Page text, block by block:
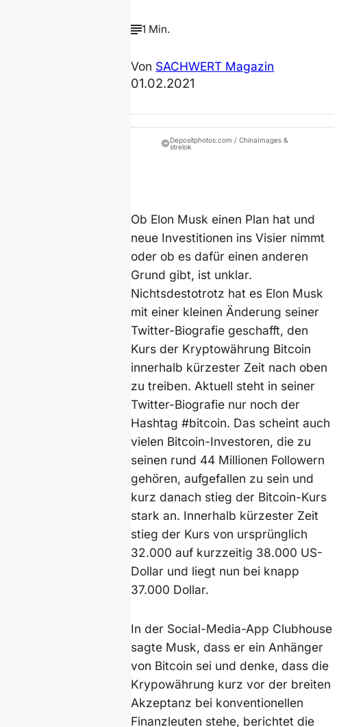
1 Min.
Von SACHWERT Magazin
01.02.2021
©Depositphotos.com / ChinaImages &
strelok
Ob Elon Musk einen Plan hat und
neue Investitionen ins Visier nimmt
oder ob es dafür einen anderen
Grund gibt, ist unklar.
Nichtsdestotrotz hat es Elon Musk
mit einer kleinen Änderung seiner
Twitter-Biografie geschafft, den
Kurs der Kryptowährung Bitcoin
innerhalb kürzester Zeit nach oben
zu treiben. Aktuell steht in seiner
Twitter-Biografie nur noch der
Hashtag #bitcoin. Das scheint auch
vielen Bitcoin-Investoren, die zu
seinen rund 44 Millionen Followern
gehören, aufgefallen zu sein und
kurz danach stieg der Bitcoin-Kurs
stark an. Innerhalb kürzester Zeit
stieg der Kurs von ursprünglich
32.000 auf kurzzeitig 38.000 US-
Dollar und liegt nun bei knapp
37.000 Dollar.
In der Social-Media-App Clubhouse
sagte Musk, dass er ein Anhänger
von Bitcoin sei und denke, dass die
Krypowährung kurz vor der breiten
Akzeptanz bei konventionellen
Finanzleuten stehe, berichtet die